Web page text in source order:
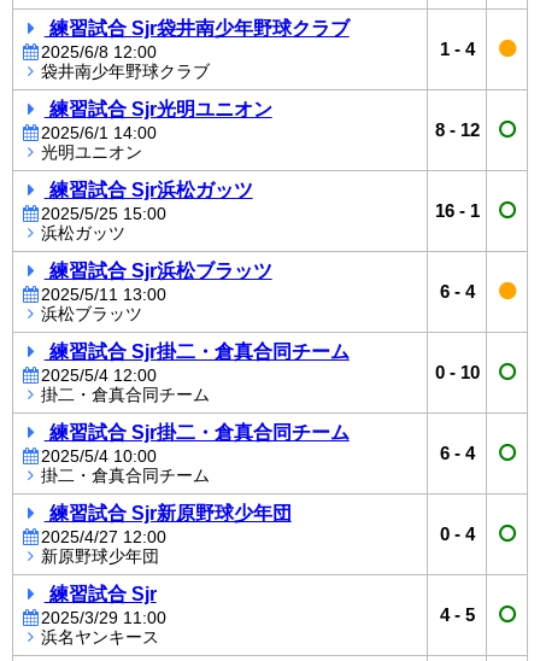
練習試合 Sjr袋井南少年野球クラブ
2025/6/8 12:00
袋井南少年野球クラブ
1- 4
練習試合 Sjr光明ユニオン
2025/6/1 14:00
光明ユニオン
8- 12
練習試合 Sjr浜松ガッツ
2025/5/25 15:00
浜松ガッツ
16- 1
練習試合 Sjr浜松ブラッツ
2025/5/11 13:00
浜松ブラッツ
6- 4
練習試合 Sjr掛二・倉真合同チーム
2025/5/4 12:00
掛二・倉真合同チーム
0- 10
練習試合 Sjr掛二・倉真合同チーム
2025/5/4 10:00
掛二・倉真合同チーム
6- 4
練習試合 Sjr新原野球少年団
2025/4/27 12:00
新原野球少年団
0- 4
練習試合 Sjr
2025/3/29 11:00
浜名ヤンキース
4- 5